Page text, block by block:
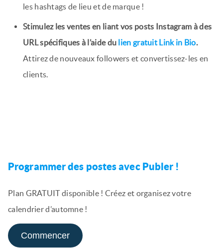
les hashtags de lieu et de marque !
Stimulez les ventes en liant vos posts Instagram à des
URL spécifiques à l’aide du lien gratuit Link in Bio.
Attirez de nouveaux followers et convertissez-les en
clients.
Programmer des postes avec Publer !
Plan GRATUIT disponible ! Créez et organisez votre
calendrier d’automne !
Commencer